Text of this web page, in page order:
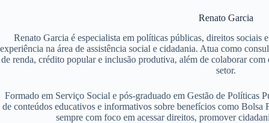
Renato Garcia
Renato Garcia é especialista em políticas públicas, direitos sociais
experiência na área de assistência social e cidadania. Atua como
de renda, crédito popular e inclusão produtiva, além de colaborar
setor.
Formado em Serviço Social e pós-graduado em Gestão de Políticas
de conteúdos educativos e informativos sobre benefícios como
sempre com foco em acessar direitos, promover